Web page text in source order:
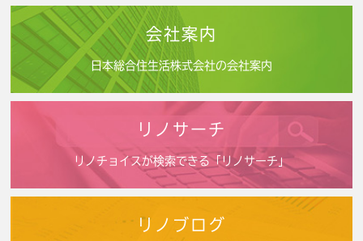
会社案内
日本総合住生活株式会社の会社案内
リノサーチ
リノチョイスが検索できる「リノサーチ」
リノブログ